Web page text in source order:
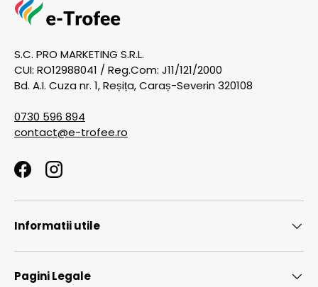
S.C. PRO MARKETING S.R.L.
CUI: RO12988041 / Reg.Com: J11/121/2000
Bd. A.I. Cuza nr. 1, Reșița, Caraș-Severin 320108
0730 596 894
contact@e-trofee.ro
FacebookInstagram
Informatii utile
Pagini Legale